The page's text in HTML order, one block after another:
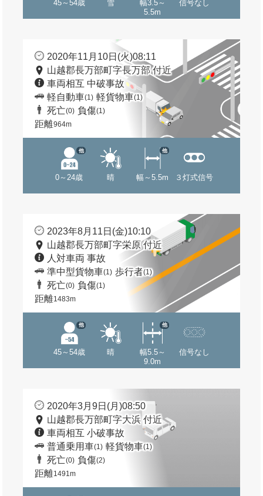
45～54歳 雪
幅3.5～
5.5m
信号なし
2020年11月10日(火)08:11
山越郡長万部町字長万部 付近
車両相互 中破事故
軽自動車(1) 軽貨物車(1)
死亡(0) 負傷(1)
距離964m
0～24歳
他
晴 幅～5.5m
他
３灯式信号
2023年8月11日(金)10:10
山越郡長万部町字栄原 付近
人対車両 事故
準中型貨物車(1) 歩行者(1)
死亡(0) 負傷(1)
距離1483m
45～54歳
他
晴
幅5.5～
9.0m
他
信号なし
2020年3月9日(月)08:50
山越郡長万部町字大浜 付近
車両相互 小破事故
普通乗用車(1) 軽貨物車(1)
死亡(0) 負傷(2)
距離1491m